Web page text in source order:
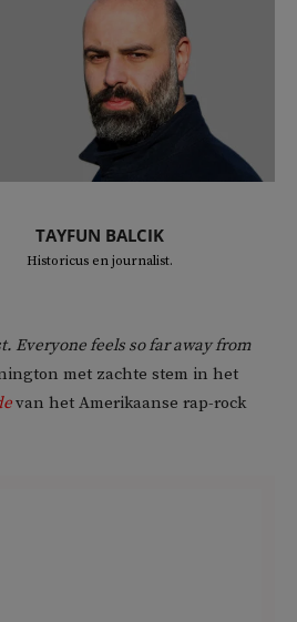
TAYFUN BALCIK
Historicus en journalist.
Everyone feels so far away from
met zachte stem in het
van het Amerikaanse rap-rock